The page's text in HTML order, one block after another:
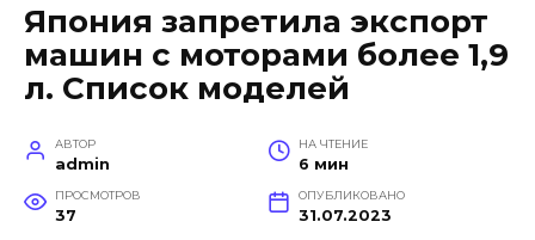
Япония запретила экспорт
машин с моторами более 1,9
л. Список моделей
АВТОР
admin
НА ЧТЕНИЕ
6 мин
ПРОСМОТРОВ
37
ОПУБЛИКОВАНО
31.07.2023